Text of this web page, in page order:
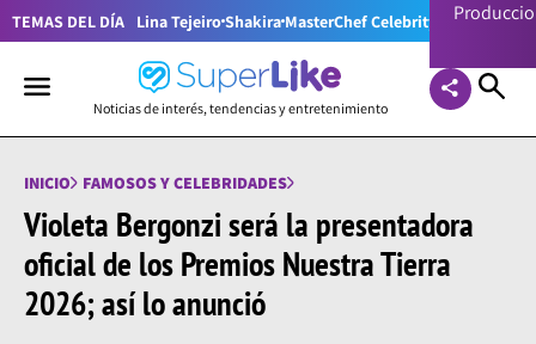
TEMAS DEL DÍA Lina TejeiroShakira MasterChef Celebrity Colombia
Noticias de interés, tendencias y entretenimiento
INICIO FAMOSOS Y CELEBRIDADES
Violeta Bergonzi será la presentadora
oficial de los Premios Nuestra Tierra
2026; así lo anunció